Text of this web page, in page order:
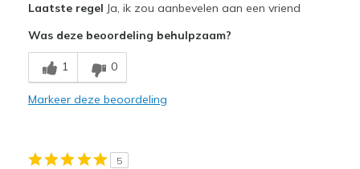
Breathe Well
Comfortable
Laatste regel Ja, ik zou aanbevelen aan een vriend
Was deze beoordeling behulpzaam?
1 0
Markeer deze beoordeling
5